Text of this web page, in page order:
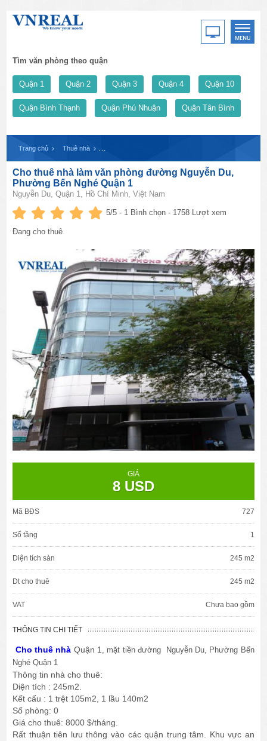
Tìm văn phòng theo quận
Quận 1 Quận 2 Quận 3 Quận 4 Quận 10
Quận Bình Thạnh Quận Phú Nhuận Quận Tân Bình
Trang chủ Thuê nhà
Cho thuê nhà làm văn phòng đường Nguyễn Du,
Phường Bến Nghé Quận 1
Nguyễn Du, Quận 1, Hồ Chí Minh, Việt Nam
5/5 - 1 Bình chọn - 1758 Lượt xem
Đang cho thuê
GIÁ
8 USD
Mã BĐS 727
Số tầng 1
Diện tích sàn 245 m2
Dt cho thuê 245 m2
VAT Chưa bao gồm
THÔNG TIN CHI TIẾT
Cho thuê nhà Quận 1, mặt tiền đường Nguyễn Du, Phường Bến
Nghé Quận 1
Thông tin nhà cho thuê:
Diện tích : 245m2.
Kết cấu : 1 trệt 105m2, 1 lầu 140m2
Số phòng: 0
Giá cho thuê: 8000 $/tháng.
Rất thuận tiên lưu thông vào các quận trung tâm. Khu vực an